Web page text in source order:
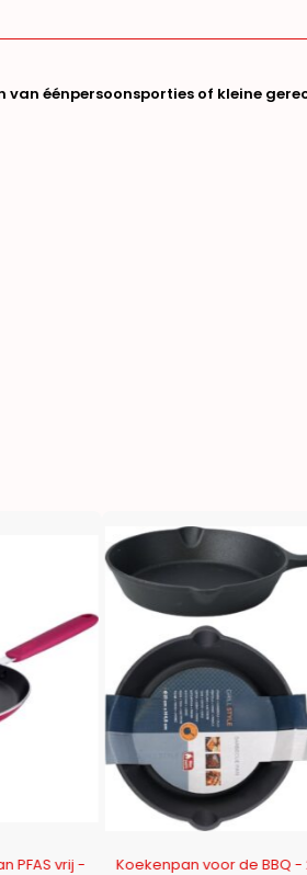
van éénpersoonsporties of kleine
PFAS vrij -
-16%
Koekenpan voor de BBQ -